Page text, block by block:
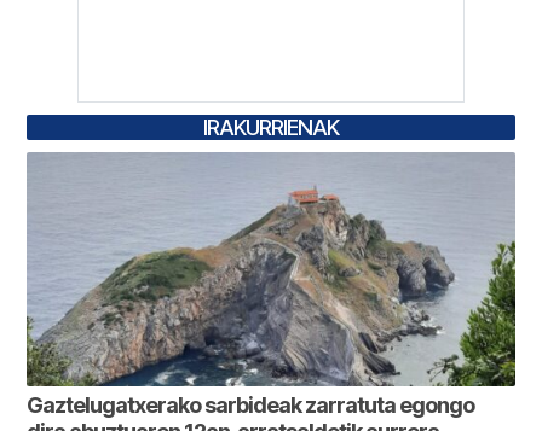
IRAKURRIENAK
Gaztelugatxerako sarbideak zarratuta egongo